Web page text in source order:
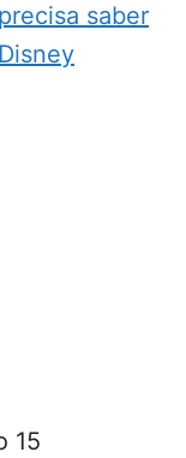
saber
15